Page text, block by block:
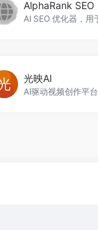
AlphaRank SEO
光映AI
AI驱动视频创作平台